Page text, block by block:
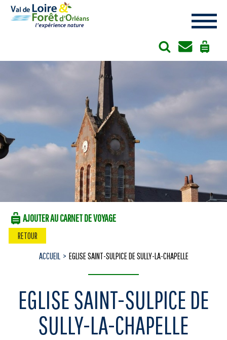
AJOUTER AU CARNET DE VOYAGE
RETOUR
ACCUEIL EGLISE SAINT-SULPICE DE SULLY-LA-CHAPELLE
EGLISE SAINT-SULPICE DE
SULLY-LA-CHAPELLE
Cookies management panel